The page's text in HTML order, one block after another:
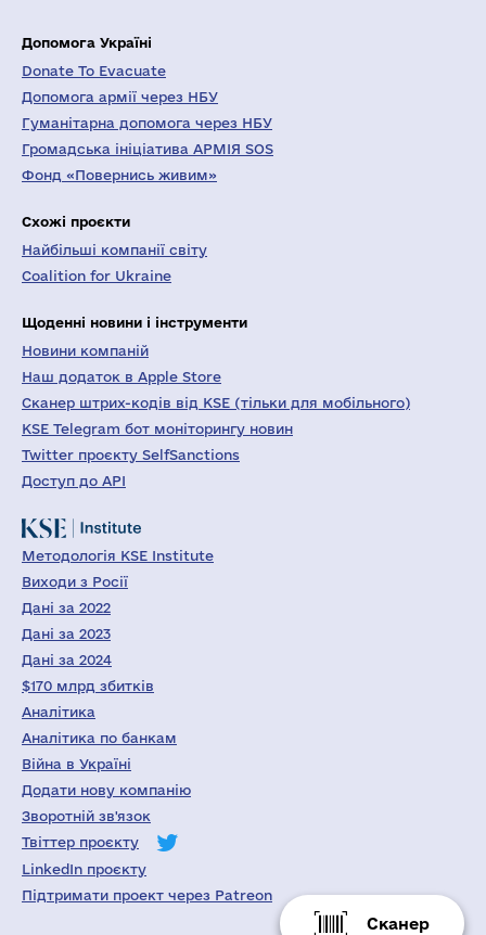
Сканер
Допомога Україні
Donate To Evacuate
Допомога армії через НБУ
Гуманітарна допомога через НБУ
Громадська ініціатива АРМІЯ SOS
Фонд «Повернись живим»
Схожі проєкти
Найбільші компанії світу
Coalition for Ukraine
Щоденні новини і інструменти
Новини компаній
Наш додаток в Apple Store
Сканер штрих-кодів від KSE (тільки для мобільного)
KSE Telegram бот моніторингу новин
Twitter проєкту SelfSanctions
Доступ до API
Методологія KSE Institute
Виходи з Росії
Дані за 2022
Дані за 2023
Дані за 2024
$170 млрд збитків
Аналітика
Аналітика по банкам
Війна в Україні
Додати нову компанію
Зворотній зв'язок
Твіттер проєкту
LinkedIn проєкту
Підтримати проект через Patreon